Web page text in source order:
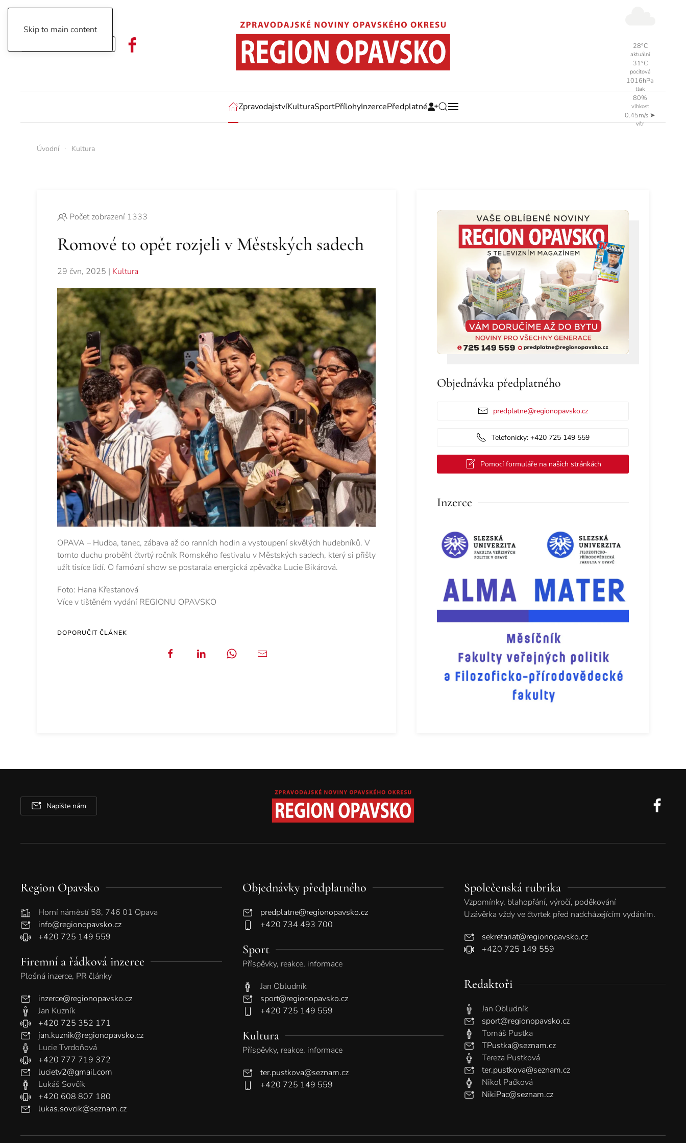
Skip to main content
28°C
aktuální
31°C
pocitová
1016hPa
tlak
80%
vlhkost
0.45m/s ➤
vítr
ZpravodajstvíKulturaSportPřílohyInzercePředplatné
Úvodní Kultura
Počet zobrazení 1333
Romové to opět rozjeli v Městských sadech
29 čvn, 2025 | Kultura
OPAVA – Hudba, tanec, zábava až do ranních hodin a vystoupení skvělých hudebníků. V
tomto duchu proběhl čtvrtý ročník Romského festivalu v Městských sadech, který si přišly
užít tisíce lidí. O famózní show se postarala energická zpěvačka Lucie Bikárová.
Foto: Hana Křestanová
Více v tištěném vydání REGIONU OPAVSKO
DOPORUČIT ČLÁNEK
Objednávka předplatného
predplatne@regionopavsko.cz
Telefonicky: +420 725 149 559
Pomocí formuláře na našich stránkách
Inzerce
Napište nám
Region Opavsko
Horní náměstí 58, 746 01 Opava
info@regionopavsko.cz
+420 725 149 559
Firemní a řádková inzerce
Plošná inzerce, PR články
inzerce@regionopavsko.cz
Jan Kuzník
+420 725 352 171
jan.kuznik@regionopavsko.cz
Lucie Tvrdoňová
+420 777 719 372
lucietv2@gmail.com
Lukáš Sovčík
+420 608 807 180
lukas.sovcik@seznam.cz
Objednávky předplatného
predplatne@regionopavsko.cz
+420 734 493 700
Sport
Příspěvky, reakce, informace
Jan Obludník
sport@regionopavsko.cz
+420 725 149 559
Kultura
Příspěvky, reakce, informace
ter.pustkova@seznam.cz
+420 725 149 559
Společenská rubrika
Vzpomínky, blahopřání, výročí, poděkování
Uzávěrka vždy ve čtvrtek před nadcházejícím vydáním.
sekretariat@regionopavsko.cz
+420 725 149 559
Redaktoři
Jan Obludník
sport@regionopavsko.cz
Tomáš Pustka
TPustka@seznam.cz
Tereza Pustková
ter.pustkova@seznam.cz
Nikol Pačková
NikiPac@seznam.cz